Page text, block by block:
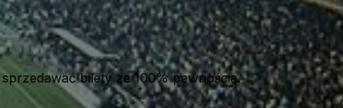
bilety ze 100% pewnością.